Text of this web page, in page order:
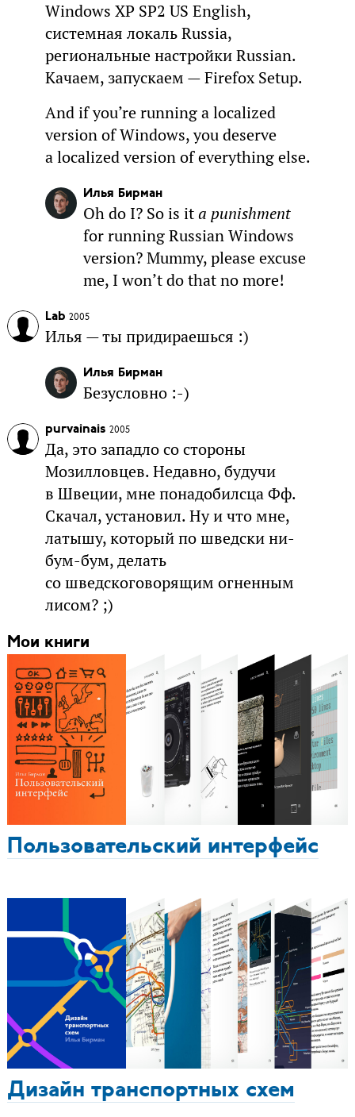
Windows XP SP2 US English,
системная локаль Russia,
региональные настройки Russian.
Качаем, запускаем — Firefox Setup.
And if you’re running a localized
version of Windows, you deserve
a localized version of everything else.
Илья Бирман
Oh do I? So is ita punishment
for running Russian Windows
version? Mummy, please excuse
me, I won’t do that no more!
Lab 2005
Илья — ты придираешься :)
Илья Бирман
Безусловно :-)
purvainais 2005
Да, это западло со стороны
Мозилловцев. Недавно, будучи
в Швеции, мне понадобилсца Фф.
Скачал, установил. Ну и что мне,
латышу, который по шведски ни-
бум-бум, делать
со шведскоговорящим огненным
лисом? ;)
Мои книги
Пользовательский интерфейс
Дизайн транспортных схем